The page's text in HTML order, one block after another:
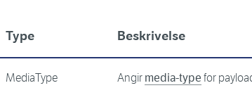
Type Beskrivelse
MediaType Angir media-type for